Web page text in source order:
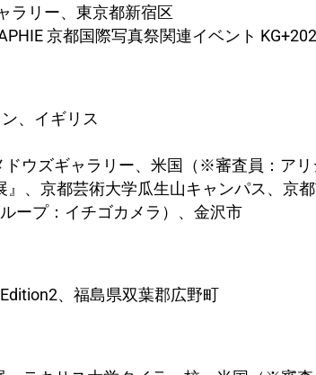
ラリー、東京都新宿区
京都国際写真祭関連イベント
、イギリス
ウズギャラリー、米国 （※審査員：アリ
、京都芸術大学瓜生山キャンパス、京
ープ：イチゴカメラ）、金沢市
、福島県双葉郡広野町